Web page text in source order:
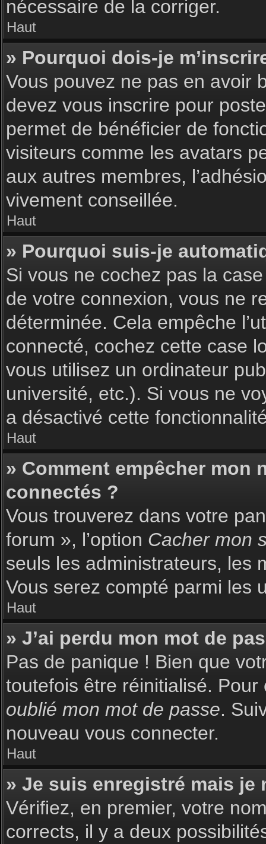
nécessaire de la corriger.
Haut
» Pourquoi dois-je
Vous pouvez ne pas en avoir
devez vous inscrire pour
permet de bénéficier de
visiteurs comme les avatars
aux autres membres,
vivement conseillée.
Haut
» Pourquoi suis-je
Si vous ne cochez pas la
de votre connexion, vous ne
déterminée. Cela empêche
connecté, cochez cette case
vous utilisez un ordinateur
université, etc.). Si vous ne
a désactivé cette
Haut
» Comment empêcher mon
connectés ?
Vous trouverez dans votre
forum », l’option Cacher mon
seuls les administrateurs, les
Vous serez compté parmi les
Haut
» J’ai perdu mon mot de
Pas de panique ! Bien que
toutefois être réinitialisé.
oublié mon mot de passe.
nouveau vous connecter.
Haut
» Je suis enregistré mais je
Vérifiez, en premier, votre
corrects, il y a deux